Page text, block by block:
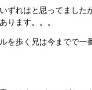
ずれはと思ってました
ります。。。
を歩く兄は今までで一